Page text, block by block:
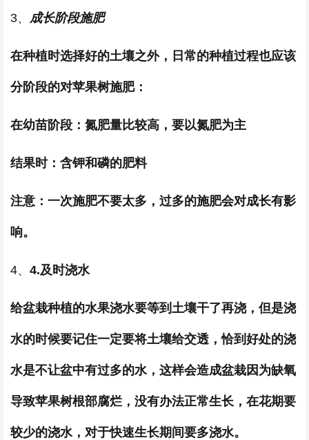
3、 成长阶段施肥
在种植时选择好的土壤之外，日常的种植过程也应该
分阶段的对苹果树施肥：
在幼苗阶段：氮肥量比较高，要以氮肥为主
结果时：含钾和磷的肥料
注意：一次施肥不要太多，过多的施肥会对成长有影
响。
4、 4.及时浇水
给盆栽种植的水果浇水要等到土壤干了再浇，但是浇
水的时候要记住一定要将土壤给交透，恰到好处的浇
水是不让盆中有过多的水，这样会造成盆栽因为缺氧
导致苹果树根部腐烂，没有办法正常生长，在花期要
较少的浇水，对于快速生长期间要多浇水。